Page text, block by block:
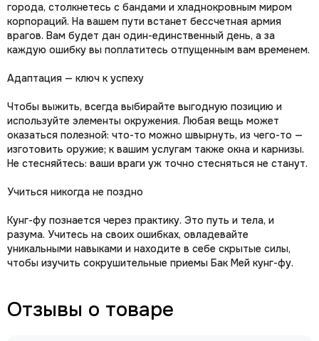
города, столкнетесь с бандами и хладнокровным миром
корпораций. На вашем пути встанет бессчетная армия
врагов. Вам будет дан один-единственный день, а за
каждую ошибку вы поплатитесь отпущенным вам временем.
Адаптация — ключ к успеху
Чтобы выжить, всегда выбирайте выгодную позицию и
используйте элементы окружения. Любая вещь может
оказаться полезной: что-то можно швырнуть, из чего-то —
изготовить оружие; к вашим услугам также окна и карнизы.
Не стесняйтесь: ваши враги уж точно стесняться не станут.
Учиться никогда не поздно
Кунг-фу познается через практику. Это путь и тела, и
разума. Учитесь на своих ошибках, овладевайте
уникальными навыками и находите в себе скрытые силы,
чтобы изучить сокрушительные приемы Бак Мей кунг-фу.
Отзывы о товаре